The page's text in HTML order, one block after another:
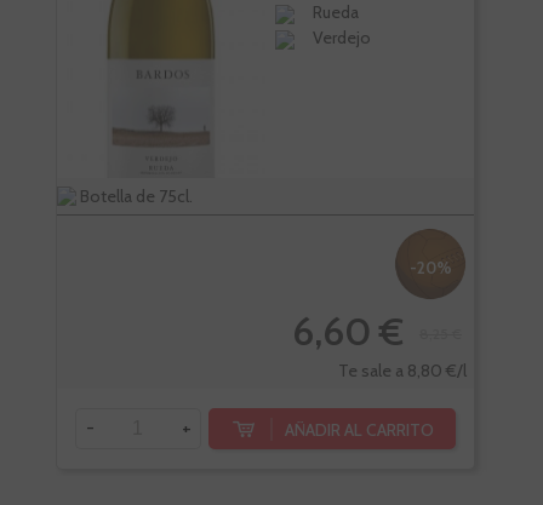
Rueda
Verdejo
Botella de 75cl.
-20%
6,60 €
Te sale a 8,80 €/l
- + AÑADIR AL CARRITO